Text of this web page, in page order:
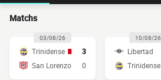
Matchs
03/08/26
Trinidense
3
San Lorenzo
0
10/08/26
Libertad
Trinidense